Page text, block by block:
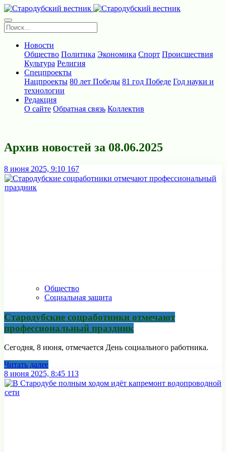
Новости
Общество Политика Экономика Спорт Происшествия
Культура Религия
Спецпроекты
Нацпроекты 80 лет Победы 81 год Победе Год науки и
технологии
Редакция
О сайте Обратная связь Коллектив
Архив новостей за 08.06.2025
8 июня 2025, 9:10 167
Общество
Социальная защита
Стародубские соцработники отмечают
профессиональный праздник
Сегодня, 8 июня, отмечается День социального работника.
Читать далее
8 июня 2025, 8:45 113